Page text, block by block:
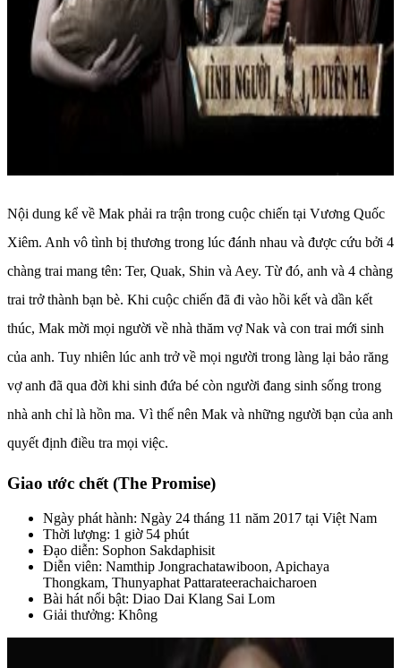
Nội dung kể về Mak phải ra trận trong cuộc chiến tại Vương Quốc
Xiêm. Anh vô tình bị thương trong lúc đánh nhau và được cứu bởi 4
chàng trai mang tên: Ter, Quak, Shin và Aey. Từ đó, anh và 4 chàng
trai trở thành bạn bè. Khi cuộc chiến đã đi vào hồi kết và dần kết
thúc, Mak mời mọi người về nhà thăm vợ Nak và con trai mới sinh
của anh. Tuy nhiên lúc anh trở về mọi người trong làng lại bảo răng
vợ anh đã qua đời khi sinh đứa bé còn người đang sinh sống trong
nhà anh chỉ là hồn ma. Vì thế nên Mak và những người bạn của anh
quyết định điều tra mọi việc.
Giao ước chết (The Promise)
Ngày phát hành: Ngày 24 tháng 11 năm 2017 tại Việt Nam
Thời lượng: 1 giờ 54 phút
Đạo diễn: Sophon Sakdaphisit
Diễn viên: Namthip Jongrachatawiboon, Apichaya
Thongkam, Thunyaphat Pattarateerachaicharoen
Bài hát nổi bật: Diao Dai Klang Sai Lom
Giải thưởng: Không